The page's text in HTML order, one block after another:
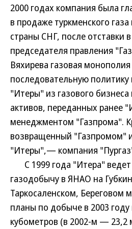
2000 годах компания была
в продаже туркменского газа
страны СНГ, после отставки
председателя правления
Вяхирева газовая
последовательную
"Итеры" из газового
активов, переданных ранее
менеджментом "Газпрома".
возвращенный "Газпромом"
"Итеры",— компания
С 1999 года "Итера" ведет
газодобычу в ЯНАО на
Таркосаленском, Береговом
планы по добыче в 2003
кубометров (в 2002-м — 23,2